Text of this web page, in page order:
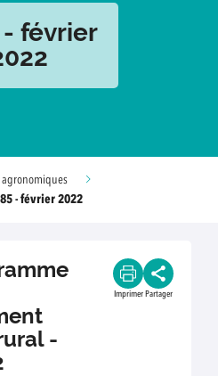
- février
agronomiques
85 - février 2022
-
Imprimer Partager